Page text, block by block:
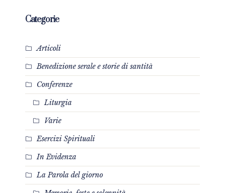
Categorie
Articoli
Benedizione serale e storie di santità
Conferenze
Liturgia
Varie
Esercizi Spirituali
In Evidenza
La Parola del giorno